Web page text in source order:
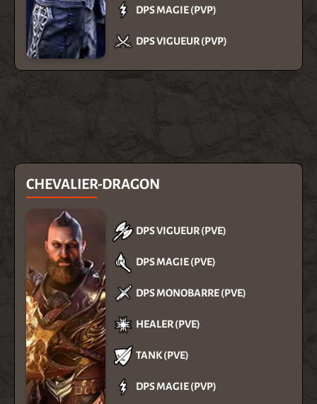
DPS MAGIE (PVP)
DPS VIGUEUR (PVP)
CHEVALIER-DRAGON
DPS VIGUEUR (PVE)
DPS MAGIE (PVE)
DPS MONOBARRE (PVE)
HEALER (PVE)
TANK (PVE)
DPS MAGIE (PVP)